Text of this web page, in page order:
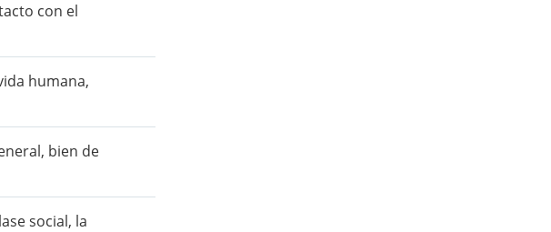
con el
humana,
bien de
social, la